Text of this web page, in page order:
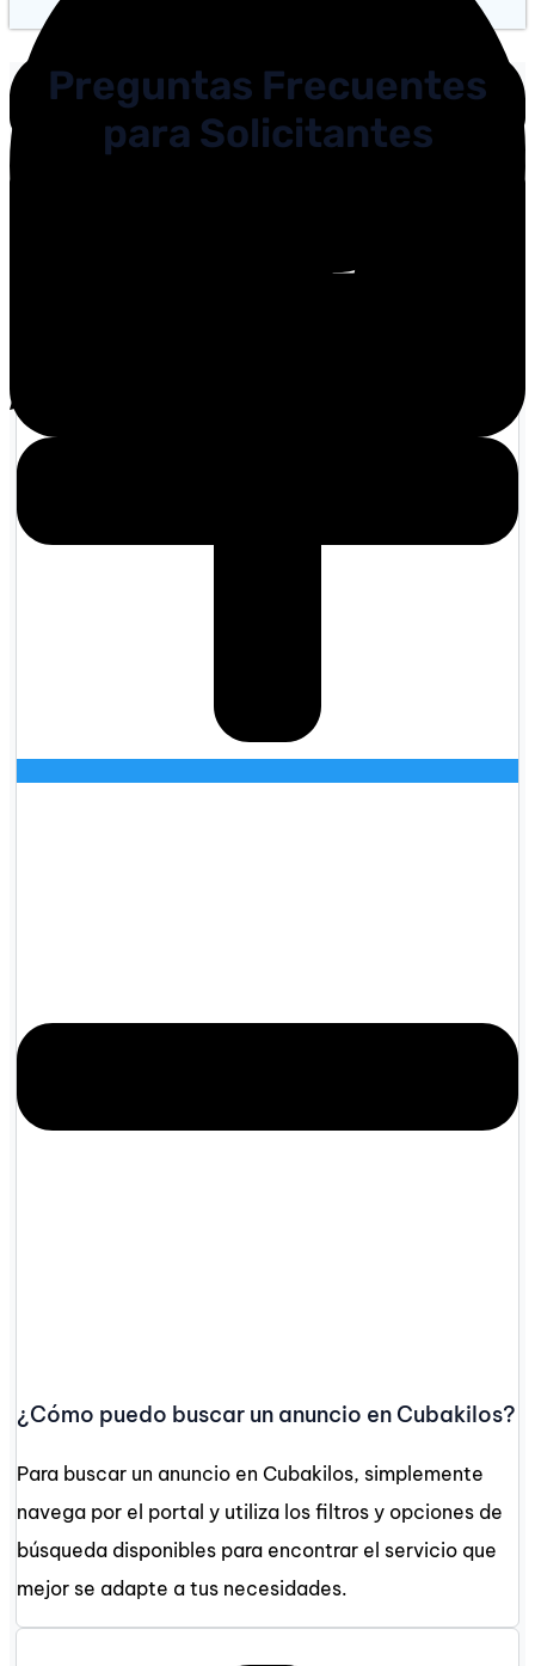
Preguntas Frecuentes
para Solicitantes
¿Cómo puedo buscar un anuncio en Cubakilos?
Para buscar un anuncio en Cubakilos, simplemente
navega por el portal y utiliza los filtros y opciones de
búsqueda disponibles para encontrar el servicio que
mejor se adapte a tus necesidades.